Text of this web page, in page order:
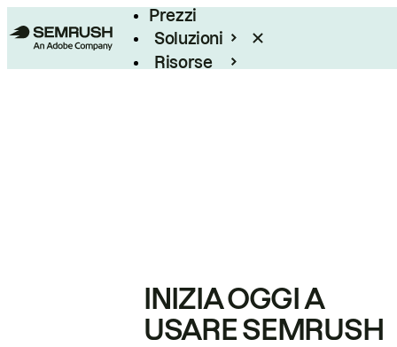
Prezzi
Soluzioni
Risorse
INIZIA OGGI A
USARE SEMRUSH